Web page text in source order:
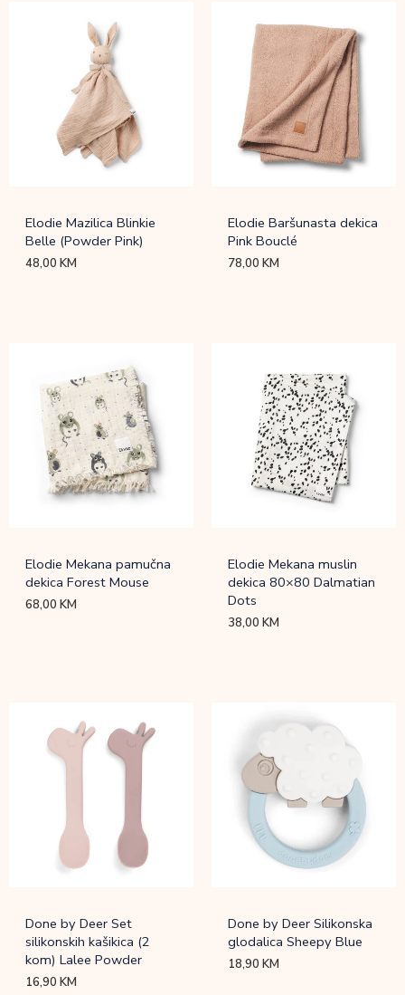
Elodie Mazilica Blinkie
Belle (Powder Pink)
48,00KM
Elodie Baršunasta dekica
Pink Bouclé
78,00KM
Elodie Mekana pamučna
dekica Forest Mouse
68,00KM
Elodie Mekana muslin
dekica 80×80 Dalmatian
Dots
38,00KM
Done by Deer Set
silikonskih kašikica (2
kom) Lalee Powder
16,90KM
Done by Deer Silikonska
glodalica Sheepy Blue
18,90KM